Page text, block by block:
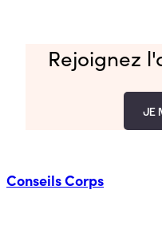
Rejoignez
JE
ConseilsCorps